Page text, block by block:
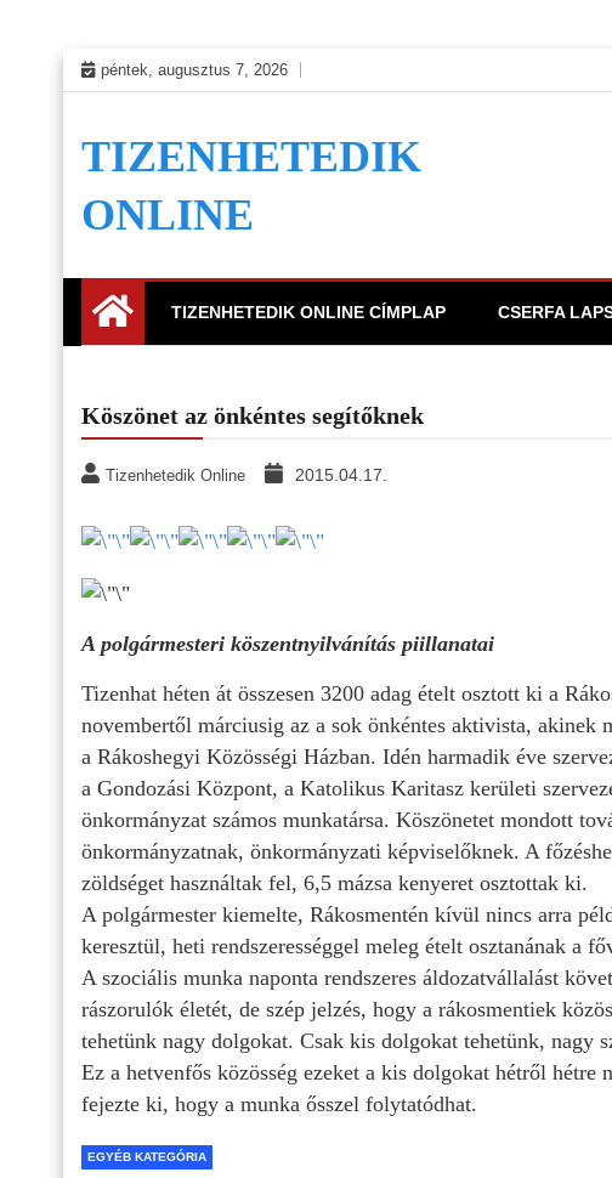
Skip
to
péntek, augusztus 7, 2026
TIZENHETEDIK
ONLINE
TIZENHETEDIK ONLINE CÍMPLAP CSERFA
Köszönet az önkéntes segítőknek
Tizenhetedik Online 2015.04.17.
A polgármesteri köszentnyilvánítás piillanatai
Tizenhat héten át összesen 3200 adag ételt osztott ki a
novembertől márciusig az a sok önkéntes aktivista, akinek
a Rákoshegyi Közösségi Házban. Idén harmadik éve
a Gondozási Központ, a Katolikus Karitasz kerületi
önkormányzat számos munkatársa. Köszönetet mondott
önkormányzatnak, önkormányzati képviselőknek. A
zöldséget használtak fel, 6,5 mázsa kenyeret osztottak ki.
A polgármester kiemelte, Rákosmentén kívül nincs arra
keresztül, heti rendszerességgel meleg ételt osztanának a
A szociális munka naponta rendszeres áldozatvállalást
rászorulók életét, de szép jelzés, hogy a rákosmentiek
tehetünk nagy dolgokat. Csak kis dolgokat tehetünk, nagy
Ez a hetvenfős közösség ezeket a kis dolgokat hétről hétre
fejezte ki, hogy a munka ősszel folytatódhat.
EGYÉB KATEGÓRIA